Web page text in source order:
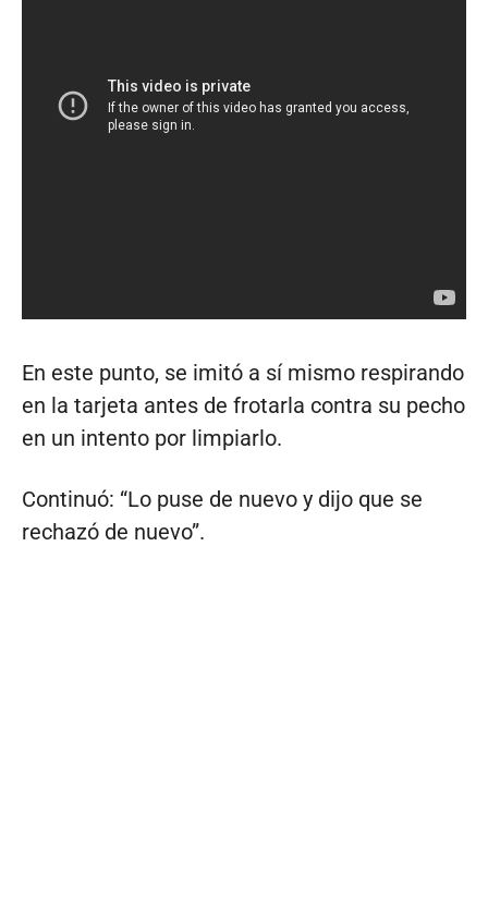
En este punto, se imitó a sí mismo respirando
en la tarjeta antes de frotarla contra su pecho
en un intento por limpiarlo.
Continuó: “Lo puse de nuevo y dijo que se
rechazó de nuevo”.